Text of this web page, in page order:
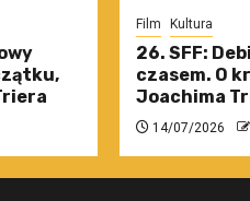
Film Kultura
26. SFF:
czasem. O
Joachima
14/07/2026